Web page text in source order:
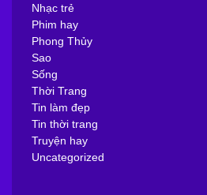
Nhạc trẻ
Phim hay
Phong Thủy
Sao
Sống
Thời Trang
Tin làm đẹp
Tin thời trang
Truyện hay
Uncategorized